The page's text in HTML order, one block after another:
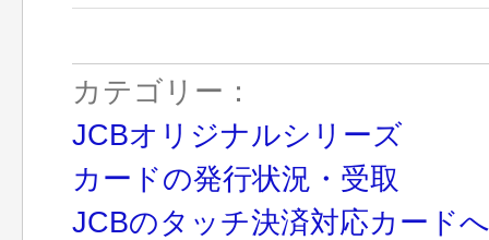
カテゴリー：
JCBオリジナルシリーズ
カードの発行状況・受取
JCBのタッチ決済対応カード